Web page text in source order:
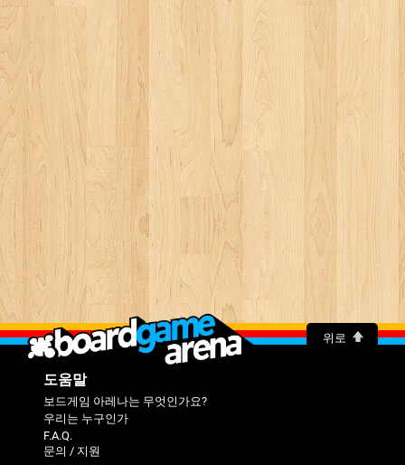
위로
도움말
보드게임 아레나는 무엇인가요?
우리는 누구인가
F.A.Q.
문의 / 지원